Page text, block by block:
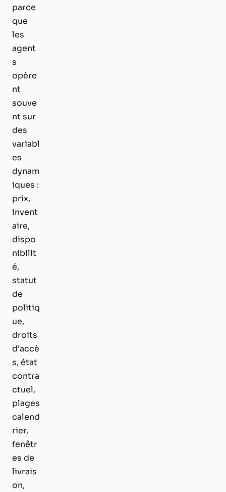
parce
que
les
agent
s
opère
nt
souve
nt sur
des
variabl
es
dynam
iques :
prix,
invent
aire,
dispo
nibilit
é,
statut
de
politiq
ue,
droits
d’accè
s, état
contra
ctuel,
plages
calend
rier,
fenêtr
es de
livrais
on,